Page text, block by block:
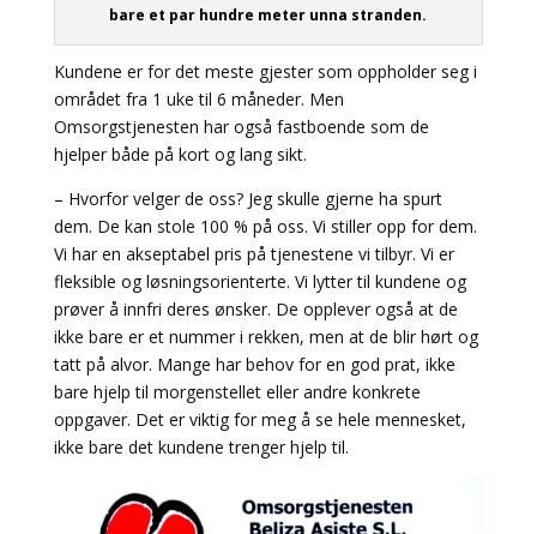
bare et par hundre meter unna stranden.
Kundene er for det meste gjester som oppholder seg i
området fra 1 uke til 6 måneder. Men
Omsorgstjenesten har også fastboende som de
hjelper både på kort og lang sikt.
– Hvorfor velger de oss? Jeg skulle gjerne ha spurt
dem. De kan stole 100 % på oss. Vi stiller opp for dem.
Vi har en akseptabel pris på tjenestene vi tilbyr. Vi er
fleksible og løsningsorienterte. Vi lytter til kundene og
prøver å innfri deres ønsker. De opplever også at de
ikke bare er et nummer i rekken, men at de blir hørt og
tatt på alvor. Mange har behov for en god prat, ikke
bare hjelp til morgenstellet eller andre konkrete
oppgaver. Det er viktig for meg å se hele mennesket,
ikke bare det kundene trenger hjelp til.